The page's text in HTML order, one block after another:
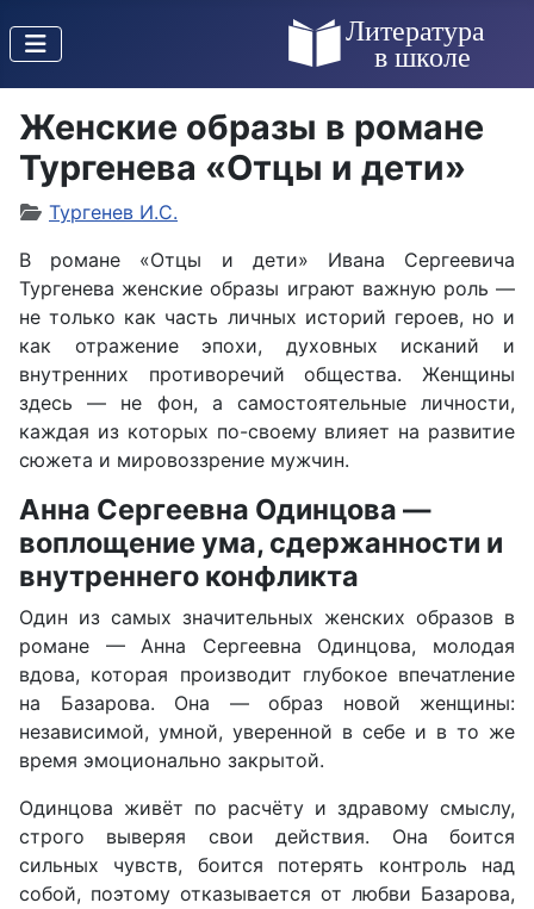
Женские образы в романе
Тургенева «Отцы и дети»
Тургенев И.С.
В романе «Отцы и дети» Ивана Сергеевича
Тургенева женские образы играют важную роль —
не только как часть личных историй героев, но и
как отражение эпохи, духовных исканий и
внутренних противоречий общества. Женщины
здесь — не фон, а самостоятельные личности,
каждая из которых по-своему влияет на развитие
сюжета и мировоззрение мужчин.
Анна Сергеевна Одинцова —
воплощение ума, сдержанности и
внутреннего конфликта
Один из самых значительных женских образов в
романе — Анна Сергеевна Одинцова, молодая
вдова, которая производит глубокое впечатление
на Базарова. Она — образ новой женщины:
независимой, умной, уверенной в себе и в то же
время эмоционально закрытой.
Одинцова живёт по расчёту и здравому смыслу,
строго выверяя свои действия. Она боится
сильных чувств, боится потерять контроль над
собой, поэтому отказывается от любви Базарова,